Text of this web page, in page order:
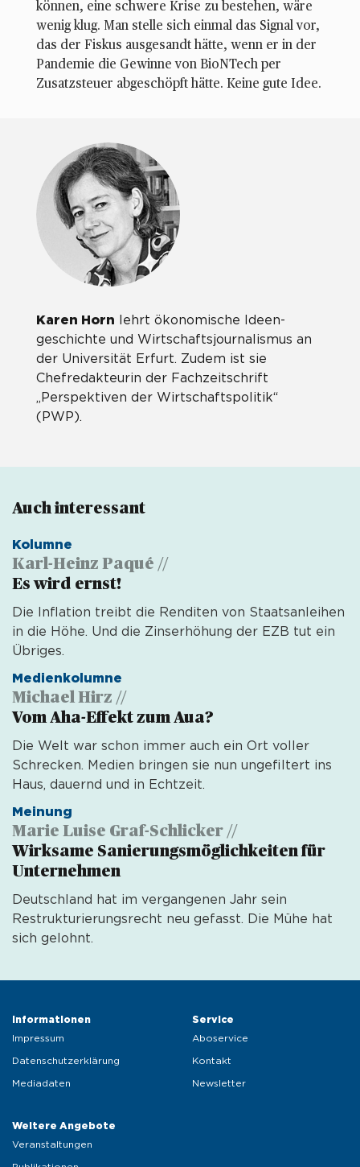
können, eine schwere Krise zu bestehen, wäre
wenig klug. Man stelle sich einmal das Signal vor,
das der Fiskus ausgesandt hätte, wenn er in der
Pandemie die Gewinne von BioNTech per
Zusatzsteuer abgeschöpft hätte. Keine gute Idee.
Karen Horn lehrt ökonomische Ideen-
geschichte und Wirtschaftsjournalismus an
der Universität Erfurt. Zudem ist sie
Chefredakteurin der Fachzeitschrift
„Perspektiven der Wirtschaftspolitik“
(PWP).
Auch interessant
Kolumne
Karl-Heinz Paqué //
Es wird ernst!
Die Inflation treibt die Renditen von Staatsanleihen
in die Höhe. Und die Zinserhöhung der EZB tut ein
Übriges.
Medienkolumne
Michael Hirz //
Vom Aha-Effekt zum Aua?
Die Welt war schon immer auch ein Ort voller
Schrecken. Medien bringen sie nun ungefiltert ins
Haus, dauernd und in Echtzeit.
Meinung
Marie Luise Graf-Schlicker //
Wirksame Sanierungsmöglichkeiten für
Unternehmen
Deutschland hat im vergangenen Jahr sein
Restrukturierungsrecht neu gefasst. Die Mühe hat
sich gelohnt.
Informationen
Impressum
Datenschutzerklärung
Mediadaten
Weitere Angebote
Veranstaltungen
Service
Aboservice
Kontakt
Newsletter